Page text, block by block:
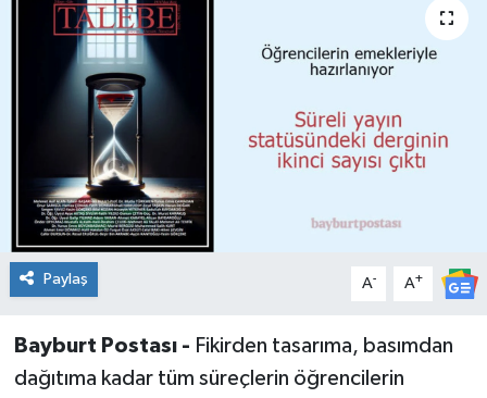
Paylaş A- A+
Bayburt Postası - Fikirden tasarıma, basımdan
dağıtıma kadar tüm süreçlerin öğrencilerin